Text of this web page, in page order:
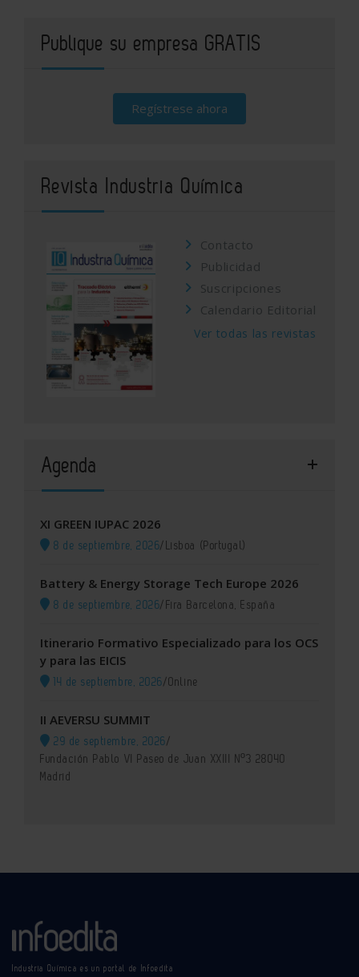
Publique su empresa GRATIS
Regístrese ahora
Revista Industria Química
Contacto
Publicidad
Suscripciones
Calendario Editorial
Ver todas las revistas
Agenda
XI GREEN IUPAC 2026
8 de septiembre, 2026/Lisboa (Portugal)
Battery & Energy Storage Tech Europe 2026
8 de septiembre, 2026/Fira Barcelona, España
Itinerario Formativo Especializado para los OCS
y para las EICIS
14 de septiembre, 2026/Online
II AEVERSU SUMMIT
29 de septiembre, 2026/
Fundación Pablo VI Paseo de Juan XXIII Nº3 28040
Madrid
Industria Química es un portal de Infoedita